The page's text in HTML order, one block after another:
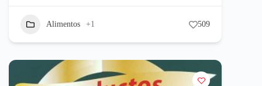
Alimentos +1 509